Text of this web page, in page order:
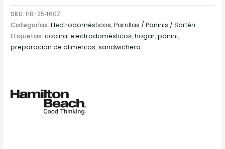
SKU: HB-25460Z
Categorías:Electrodomésticos,Parrillas / Paninis / Sartén
Etiquetas:cocina,electrodomésticos,hogar,panini,
preparación de alimentos,sandwichera